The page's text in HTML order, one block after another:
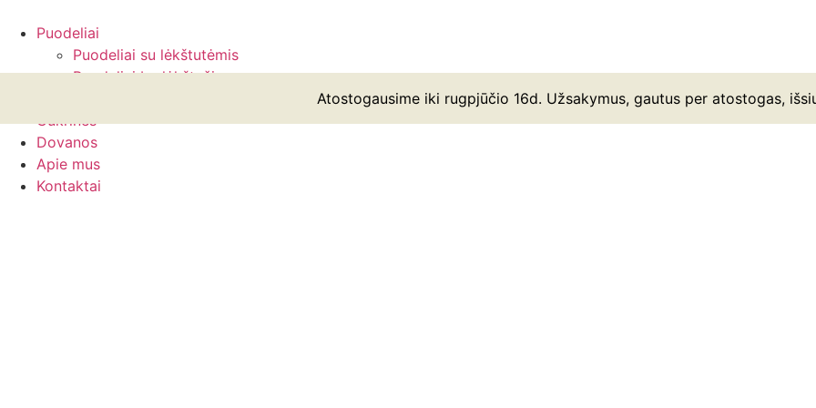
prie
Atostogausime iki rugpjūčio 16d. Užsakymus, gautus per atostogas,
Puodeliai
Puodeliai su lėkštutėmis
Puodeliai be lėkštučių
Cukrinės
Dovanos
Apie mus
Kontaktai